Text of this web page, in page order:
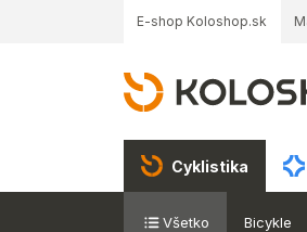
E-shop Koloshop.sk
Cyklistika
Všetko Bicykle